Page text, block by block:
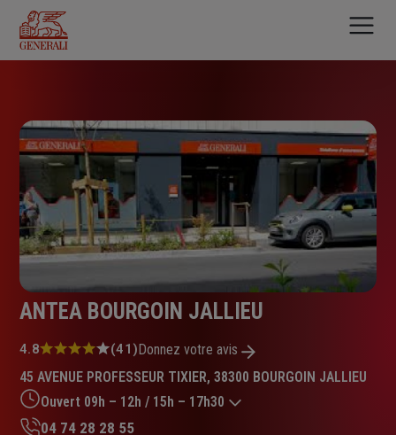
contenu
principal
ANTEA BOURGOIN JALLIEU
Note
4.8
sur
5
4.8 (41)Donnez votre avis
45 AVENUE PROFESSEUR TIXIER, 38300 BOURGOIN JALLIEU
Ouvert 09h – 12h / 15h – 17h30
04 74 28 28 55